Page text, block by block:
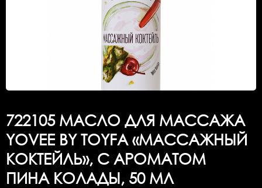
722105МАСЛО ДЛЯ МАССАЖА
YOVEE BY TOYFA «МАССАЖНЫЙ
КОКТЕЙЛЬ», С АРОМАТОМ
ПИНА КОЛАДЫ, 50 МЛ